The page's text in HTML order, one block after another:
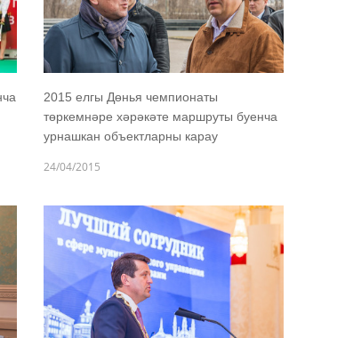
2015 елгы Дөнья чемпионаты
төркемнәре хәрәкәте маршруты буенча
урнашкан объектларны карау
24/04/2015